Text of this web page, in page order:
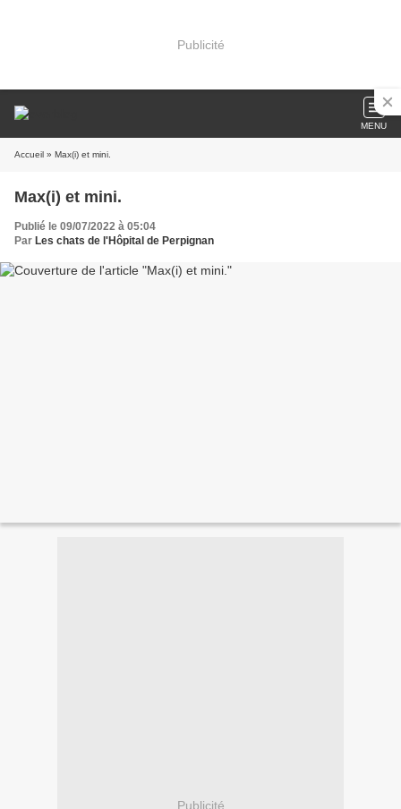
Publicité
MENU
Accueil » Max(i) et mini.
Max(i) et mini.
Publié le 09/07/2022 à 05:04
Par Les chats de l'Hôpital de Perpignan
Publicité